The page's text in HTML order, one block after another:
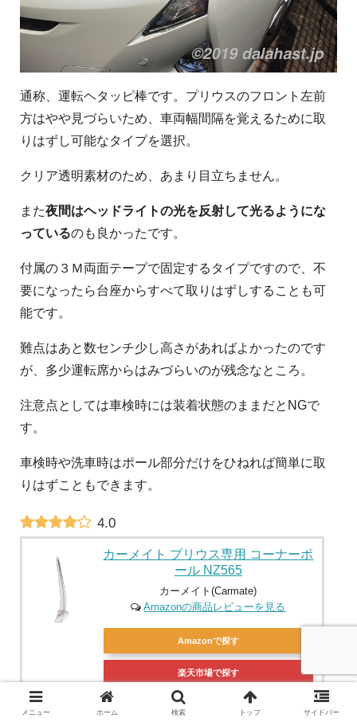
通称、運転ヘタッピ棒です。プリウスのフロント左前
方はやや見づらいため、車両幅間隔を覚えるために取
りはずし可能なタイプを選択。
クリア透明素材のため、あまり目立ちません。
また夜間はヘッドライトの光を反射して光るようにな
っているのも良かったです。
付属の３Ｍ両面テープで固定するタイプですので、不
要になったら台座からすべて取りはずしすることも可
能です。
難点はあと数センチ少し高さがあればよかったのです
が、多少運転席からはみづらいのが残念なところ。
注意点としては車検時には装着状態のままだとNGで
す。
車検時や洗車時はポール部分だけをひねれば簡単に取
りはずこともできます。
4.0
カーメイト プリウス専用 コーナーポ
ール NZ565
カーメイト(Carmate)
Amazonの商品レビューを見る
Amazonで探す
楽天市場で探す
Yahoo!で探す
メニュー ホーム 検索 トップ サイドバー